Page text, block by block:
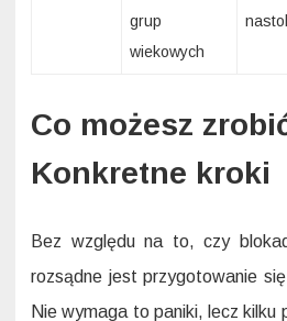
grup
wiekowych
Co możesz
Konkretne kroki
Bez względu na to, czy
rozsądne jest przygotowanie
Nie wymaga to paniki, lecz kilku